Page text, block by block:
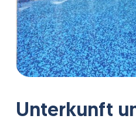
Unterkunft